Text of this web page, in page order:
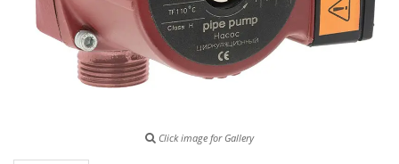
Click image for Gallery